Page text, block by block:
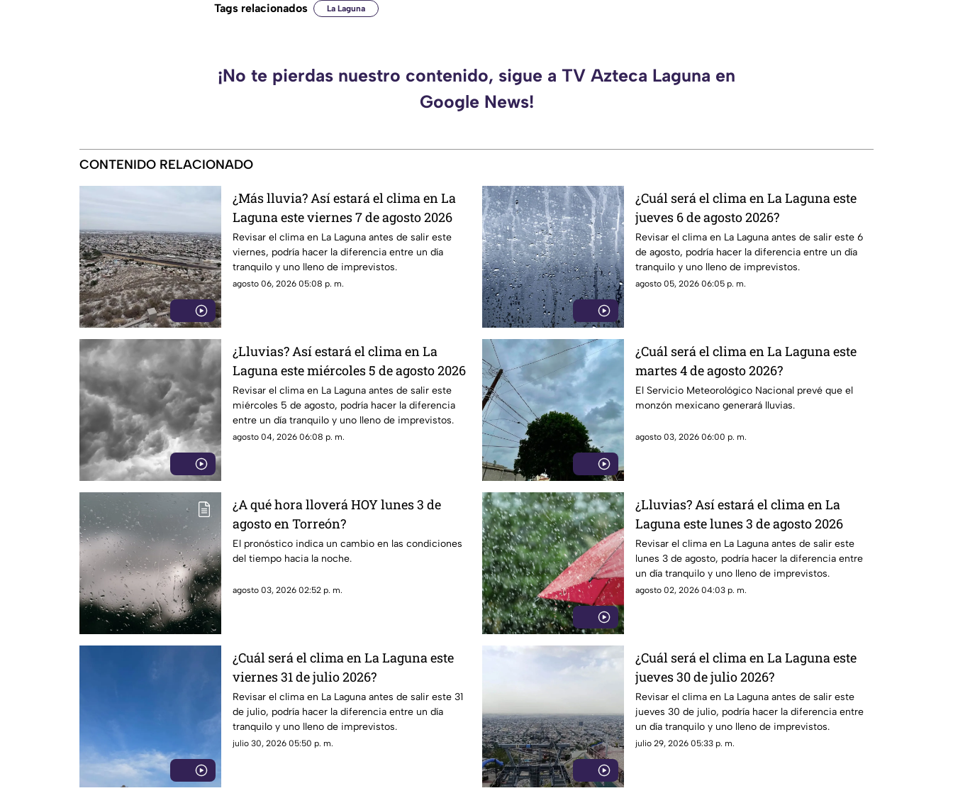
Tags relacionados La Laguna
¡No te pierdas nuestro contenido, sigue a TV Azteca Laguna en
Google News!
CONTENIDO RELACIONADO
¿Más lluvia? Así estará el clima en La
Laguna este viernes 7 de agosto 2026
Revisar el clima en La Laguna antes de salir este
viernes, podría hacer la diferencia entre un día
tranquilo y uno lleno de imprevistos.
agosto 06, 2026 05:08 p. m.
¿Cuál será el clima en La Laguna este
jueves 6 de agosto 2026?
Revisar el clima en La Laguna antes de salir este 6
de agosto, podría hacer la diferencia entre un día
tranquilo y uno lleno de imprevistos.
agosto 05, 2026 06:05 p. m.
¿Lluvias? Así estará el clima en La
Laguna este miércoles 5 de agosto 2026
Revisar el clima en La Laguna antes de salir este
miércoles 5 de agosto, podría hacer la diferencia
entre un día tranquilo y uno lleno de imprevistos.
agosto 04, 2026 06:08 p. m.
¿Cuál será el clima en La Laguna este
martes 4 de agosto 2026?
El Servicio Meteorológico Nacional prevé que el
monzón mexicano generará lluvias.
agosto 03, 2026 06:00 p. m.
¿A qué hora lloverá HOY lunes 3 de
agosto en Torreón?
El pronóstico indica un cambio en las condiciones
del tiempo hacia la noche.
agosto 03, 2026 02:52 p. m.
¿Lluvias? Así estará el clima en La
Laguna este lunes 3 de agosto 2026
Revisar el clima en La Laguna antes de salir este
lunes 3 de agosto, podría hacer la diferencia entre
un día tranquilo y uno lleno de imprevistos.
agosto 02, 2026 04:03 p. m.
¿Cuál será el clima en La Laguna este
viernes 31 de julio 2026?
Revisar el clima en La Laguna antes de salir este 31
de julio, podría hacer la diferencia entre un día
tranquilo y uno lleno de imprevistos.
julio 30, 2026 05:50 p. m.
¿Cuál será el clima en La Laguna este
jueves 30 de julio 2026?
Revisar el clima en La Laguna antes de salir este
jueves 30 de julio, podría hacer la diferencia entre
un día tranquilo y uno lleno de imprevistos.
julio 29, 2026 05:33 p. m.